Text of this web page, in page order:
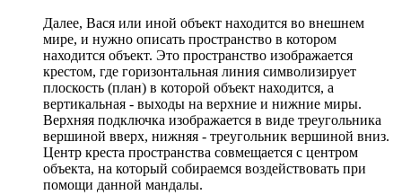
Далее, Вася или иной объект находится во внешнем
мире, и нужно описать пространство в котором
находится объект. Это пространство изображается
крестом, где горизонтальная линия символизирует
плоскость (план) в которой объект находится, а
вертикальная - выходы на верхние и нижние миры.
Верхняя подключка изображается в виде треугольника
вершиной вверх, нижняя - треугольник вершиной вниз.
Центр креста пространства совмещается с центром
объекта, на который собираемся воздействовать при
помощи данной мандалы.